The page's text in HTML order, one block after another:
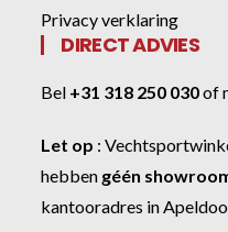
Privacy verklaring
DIRECT ADVIES
Bel +31 318 250 030of
Let op :
hebben géén
kantooradres in